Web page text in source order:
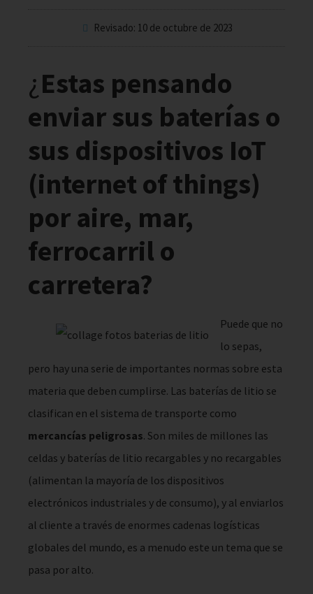
Revisado: 10 de octubre de 2023
¿Estas pensando
enviar sus baterías o
sus dispositivos IoT
(internet of things)
por aire, mar,
ferrocarril o
carretera?
Puede que no
lo sepas,
pero hay una serie de importantes normas sobre esta
materia que deben cumplirse. Las baterías de litio se
clasifican en el sistema de transporte como
mercancías peligrosas. Son miles de millones las
celdas y baterías de litio recargables y no recargables
(alimentan la mayoría de los dispositivos
electrónicos industriales y de consumo), y al enviarlos
al cliente a través de enormes cadenas logísticas
globales del mundo, es a menudo este un tema que se
pasa por alto.